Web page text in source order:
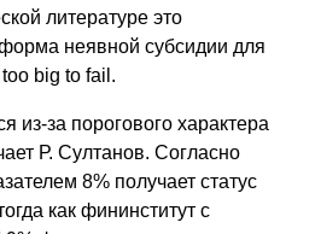
литературе это
неявной субсидии для
too big to fail.
из-за порогового характера
Р. Султанов. Согласно
8% получает статус
как фининститут с